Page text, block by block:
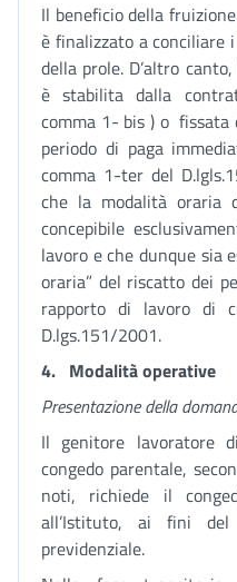
Il beneficio della
è finalizzato a conciliare
della prole. D’altro
è stabilita dalla
comma 1- bis ) o fissata
periodo di paga
comma 1-ter del
che la modalità oraria
concepibile
lavoro e che dunque sia
oraria” del riscatto dei
rapporto di lavoro di
D.lgs.151/2001.
4. Modalità operative
Presentazione della
Il genitore lavoratore
congedo parentale,
noti, richiede il
all’Istituto, ai fini del
previdenziale.